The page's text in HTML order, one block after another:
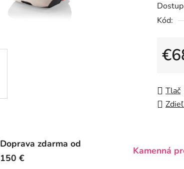
je
0,0
Kód:
Tlač
Doprava zdarma od
150 €
Kamenná